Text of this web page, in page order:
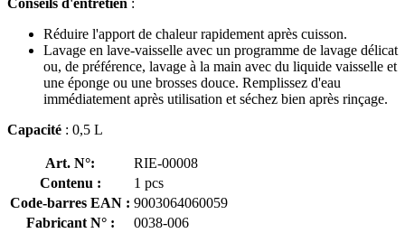
Réduire l'apport de chaleur rapidement après cuisson.
Lavage en lave-vaisselle avec un programme de lavage délicat
ou, de préférence, lavage à la main avec du liquide vaisselle et
une éponge ou une brosses douce. Remplissez d'eau
immédiatement après utilisation et séchez bien après rinçage.
Capacité : 0,5 L
Art. N°:
RIE-00008
Contenu :
1 pcs
Code-barres EAN : 9003064060059
Fabricant N° :
0038-006